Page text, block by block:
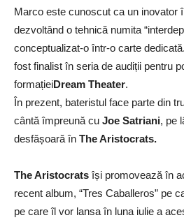
Marco este cunoscut ca un inovator
dezvoltând o tehnică numita
conceptualizat-o într-o carte
fost finalist în seria de audiții pentru
formațieiDream Theater.
În prezent, bateristul face parte din
cântă împreună cu Joe Satriani, pe
desfășoară în The Aristocrats.
The Aristocrats își promovează în
recent album, “Tres Caballeros” pe
pe care îl vor lansa în luna iulie a